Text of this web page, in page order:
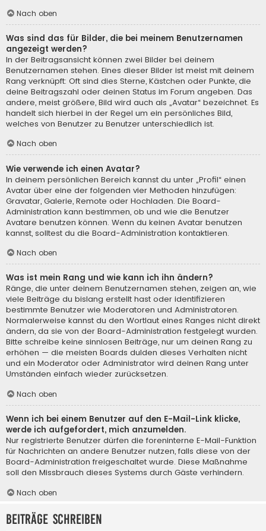
Nach oben
Was sind das für Bilder, die bei meinem Benutzernamen
angezeigt werden?
In der Beitragsansicht können zwei Bilder bei deinem
Benutzernamen stehen. Eines dieser Bilder ist meist mit deinem
Rang verknüpft: Oft sind dies Sterne, Kästchen oder Punkte, die
deine Beitragszahl oder deinen Status im Forum angeben. Das
andere, meist größere, Bild wird auch als „Avatar“ bezeichnet. Es
handelt sich hierbei in der Regel um ein persönliches Bild,
welches von Benutzer zu Benutzer unterschiedlich ist.
Nach oben
Wie verwende ich einen Avatar?
In deinem persönlichen Bereich kannst du unter „Profil“ einen
Avatar über eine der folgenden vier Methoden hinzufügen:
Gravatar, Galerie, Remote oder Hochladen. Die Board-
Administration kann bestimmen, ob und wie die Benutzer
Avatare benutzen können. Wenn du keinen Avatar benutzen
kannst, solltest du die Board-Administration kontaktieren.
Nach oben
Was ist mein Rang und wie kann ich ihn ändern?
Ränge, die unter deinem Benutzernamen stehen, zeigen an, wie
viele Beiträge du bislang erstellt hast oder identifizieren
bestimmte Benutzer wie Moderatoren und Administratoren.
Normalerweise kannst du den Wortlaut eines Ranges nicht direkt
ändern, da sie von der Board-Administration festgelegt wurden.
Bitte schreibe keine sinnlosen Beiträge, nur um deinen Rang zu
erhöhen — die meisten Boards dulden dieses Verhalten nicht
und ein Moderator oder Administrator wird deinen Rang unter
Umständen einfach wieder zurücksetzen.
Nach oben
Wenn ich bei einem Benutzer auf den E-Mail-Link klicke,
werde ich aufgefordert, mich anzumelden.
Nur registrierte Benutzer dürfen die foreninterne E-Mail-Funktion
für Nachrichten an andere Benutzer nutzen, falls diese von der
Board-Administration freigeschaltet wurde. Diese Maßnahme
soll den Missbrauch dieses Systems durch Gäste verhindern.
Nach oben
Beiträge schreiben